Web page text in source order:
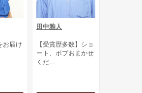
お届け
田中雅人
【受賞歴多数】ショ
ート、ボブおまかせ
くだ...